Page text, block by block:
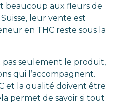
beaucoup aux fleurs de
leur vente est
en THC reste sous la
pas seulement le produit,
qui l’accompagnent.
et la qualité doivent être
permet de savoir si tout